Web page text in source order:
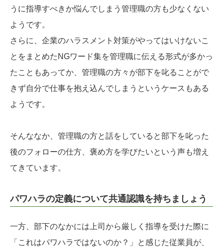
うに指導すべきか悩んでしまう管理職の方も少なくない
ようです。
さらに、企業のハラスメント対策がやってはいけないこ
とをまとめたNGワード集を管理職に伝える形式が多かっ
たこともあってか、管理職の方々が部下を叱ることがで
きず自分で仕事を抱え込んでしまうというケースもある
ようです。
そんななか、管理職の方と話をしていると部下を叱った
後のフォローの仕方、褒め方を学びたいという声も増え
てきています。
パワハラの定義について共通認識を持ちましょう
一方、部下のなかには上司から厳しく指導を受けた際に
「これはパワハラではないのか？」と感じた従業員が、